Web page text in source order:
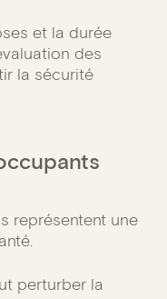
et la durée
des
la sécurité
représentent une
perturber la